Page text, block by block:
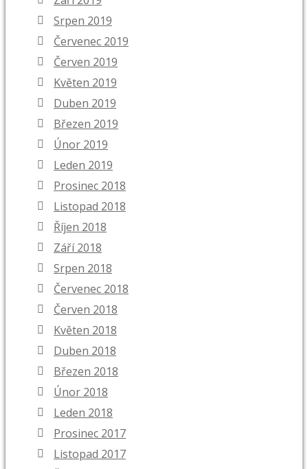
Srpen 2019
Červenec 2019
Červen 2019
Květen 2019
Duben 2019
Březen 2019
Únor 2019
Leden 2019
Prosinec 2018
Listopad 2018
Říjen 2018
Září 2018
Srpen 2018
Červenec 2018
Červen 2018
Květen 2018
Duben 2018
Březen 2018
Únor 2018
Leden 2018
Prosinec 2017
Listopad 2017